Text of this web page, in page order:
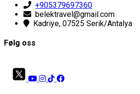
+905379697360
belektravel@gmail.com
Kadriye, 07525 Serik/Antalya
Følg oss